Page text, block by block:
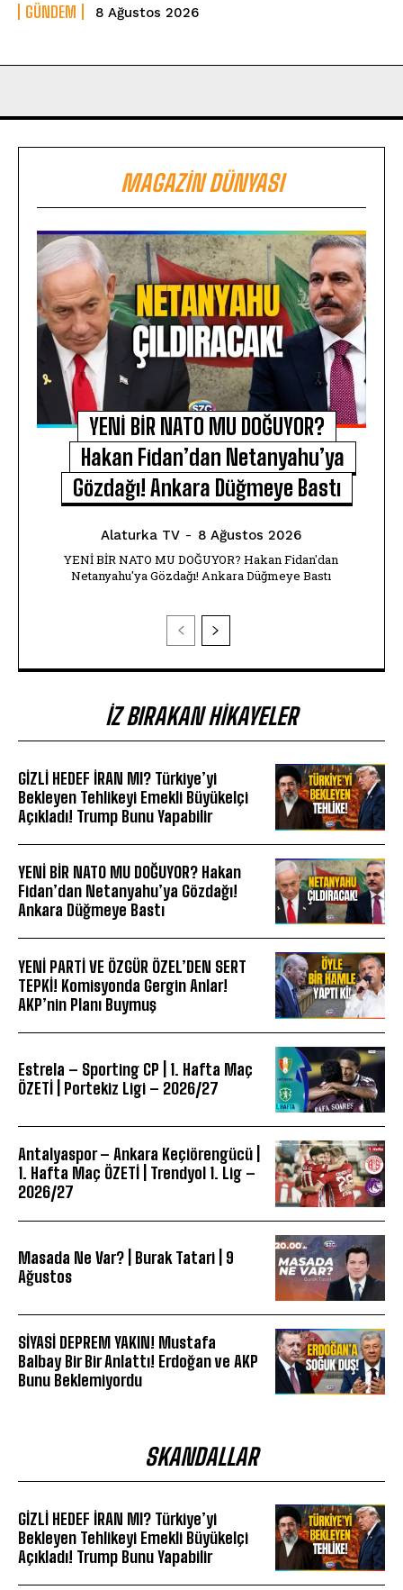
GÜNDEM 8 Ağustos 2026
MAGAZIN DÜNYASI
YENİ BİR NATO MU DOĞUYOR?
Hakan Fidan’dan Netanyahu’ya
Gözdağı! Ankara Düğmeye Bastı
Alaturka TV - 8 Ağustos 2026
YENİ BİR NATO MU DOĞUYOR? Hakan Fidan'dan
Netanyahu'ya Gözdağı! Ankara Düğmeye Bastı
İZ BIRAKAN HIKAYELER
GİZLİ HEDEF İRAN MI? Türkiye’yi
Bekleyen Tehlikeyi Emekli Büyükelçi
Açıkladı! Trump Bunu Yapabilir
YENİ BİR NATO MU DOĞUYOR? Hakan
Fidan’dan Netanyahu’ya Gözdağı!
Ankara Düğmeye Bastı
YENİ PARTİ VE ÖZGÜR ÖZEL’DEN SERT
TEPKİ! Komisyonda Gergin Anlar!
AKP’nin Planı Buymuş
Estrela – Sporting CP | 1. Hafta Maç
ÖZETİ | Portekiz Ligi – 2026/27
Antalyaspor – Ankara Keçiörengücü |
1. Hafta Maç ÖZETİ | Trendyol 1. Lig –
2026/27
Masada Ne Var? | Burak Tatari | 9
Ağustos
SİYASİ DEPREM YAKIN! Mustafa
Balbay Bir Bir Anlattı! Erdoğan ve AKP
Bunu Beklemiyordu
SKANDALLAR
GİZLİ HEDEF İRAN MI? Türkiye’yi
Bekleyen Tehlikeyi Emekli Büyükelçi
Açıkladı! Trump Bunu Yapabilir